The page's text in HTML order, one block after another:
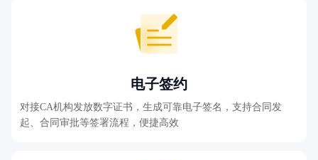
电子签约
对接CA机构发放数字证书，生成可靠电子签名，支持合同发
起、合同审批等签署流程，便捷高效